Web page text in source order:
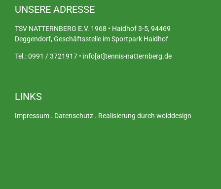
UNSERE ADRESSE
TSV NATTERNBERG E.V. 1968 • Haidhof 3-5, 94469
Deggendorf, Geschäftsstelle im Sportpark Haidhof
Tel.: 0991 / 3721917 • info[at]tennis-natternberg.de
LINKS
Impressum . Datenschutz . Realisierung durch woiddesign